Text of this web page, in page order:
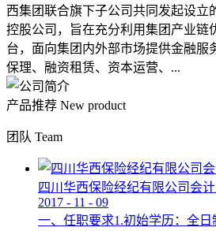
西集团联合旗下子公司共同发起设立
控股公司，旨在充分利用集团产业链
台，面向集团内外部市场提供金融服
保理、融资租赁、资本运营、...
产品推荐 New product
团队 Team
四川华西保险经纪有限公司会
2017 - 11 - 09
一、任职要求1.初始学历：全